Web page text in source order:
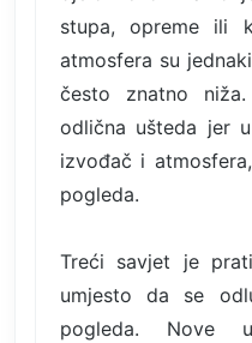
stupa, opreme ili
atmosfera su
često znatno
odlična ušteda jer
izvođač i
pogleda.
Treći savjet je
umjesto da se
pogleda. Nove